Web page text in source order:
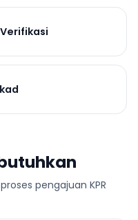
pengajuan KPR